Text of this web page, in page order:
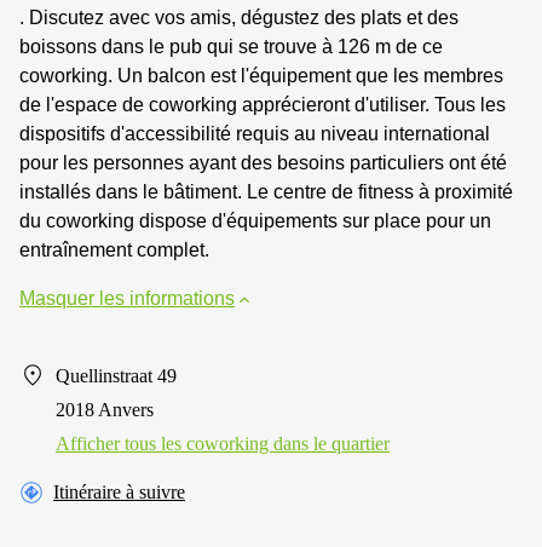
. Discutez avec vos amis, dégustez des plats et des
boissons dans le pub qui se trouve à 126 m de ce
coworking. Un balcon est l'équipement que les membres
de l'espace de coworking apprécieront d'utiliser. Tous les
dispositifs d'accessibilité requis au niveau international
pour les personnes ayant des besoins particuliers ont été
installés dans le bâtiment. Le centre de fitness à proximité
du coworking dispose d'équipements sur place pour un
entraînement complet.
Masquer les informations
Quellinstraat 49
2018 Anvers
Afficher tous les сoworking dans le quartier
Itinéraire à suivre